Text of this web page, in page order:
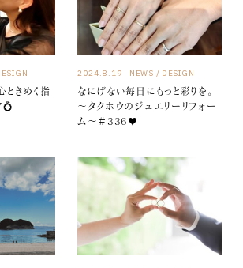
ときめく指
2024.8.19 NEWS DESIGN
なにげない毎日にもっと彩りを。
～タクホウのジュエリーリフォー
ム～＃336♥